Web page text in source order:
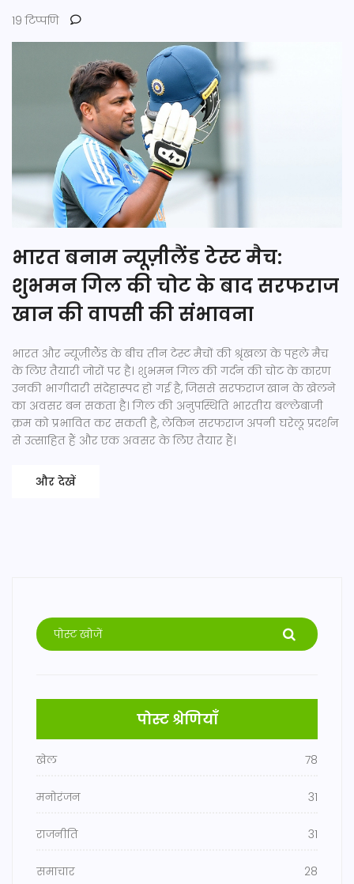
19 टिप्पणि
भारत बनाम न्यूज़ीलैंड टेस्ट मैच:
शुभमन गिल की चोट के बाद सरफराज
खान की वापसी की संभावना
भारत और न्यूज़ीलैंड के बीच तीन टेस्ट मैचों की श्रृंखला के पहले मैच
के लिए तैयारी जोरों पर है। शुभमन गिल की गर्दन की चोट के कारण
उनकी भागीदारी संदेहास्पद हो गई है, जिससे सरफराज खान के खेलने
का अवसर बन सकता है। गिल की अनुपस्थिति भारतीय बल्लेबाजी
क्रम को प्रभावित कर सकती है, लेकिन सरफराज अपनी घरेलू प्रदर्शन
से उत्साहित हैं और एक अवसर के लिए तैयार हैं।
और देखें
पोस्ट श्रेणियाँ
खेल 78
मनोरंजन 31
राजनीति 31
समाचार 28